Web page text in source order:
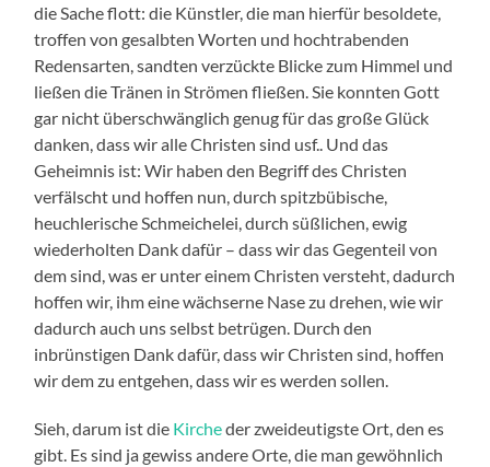
die Sache flott: die Künstler, die man hierfür besoldete,
troffen von gesalbten Worten und hochtrabenden
Redensarten, sandten verzückte Blicke zum Himmel und
ließen die Tränen in Strömen fließen. Sie konnten Gott
gar nicht überschwänglich genug für das große Glück
danken, dass wir alle Christen sind usf.. Und das
Geheimnis ist: Wir haben den Begriff des Christen
verfälscht und hoffen nun, durch spitzbübische,
heuchlerische Schmeichelei, durch süßlichen, ewig
wiederholten Dank dafür – dass wir das Gegenteil von
dem sind, was er unter einem Christen versteht, dadurch
hoffen wir, ihm eine wächserne Nase zu drehen, wie wir
dadurch auch uns selbst betrügen. Durch den
inbrünstigen Dank dafür, dass wir Christen sind, hoffen
wir dem zu entgehen, dass wir es werden sollen.
Sieh, darum ist die Kircheder zweideutigste Ort, den es
gibt. Es sind ja gewiss andere Orte, die man gewöhnlich